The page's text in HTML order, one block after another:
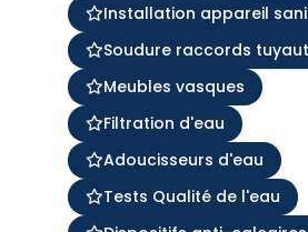
Installation appareil
Soudure raccords
Meubles vasques
Filtration d'eau
Adoucisseurs d'eau
Tests Qualité de l'eau